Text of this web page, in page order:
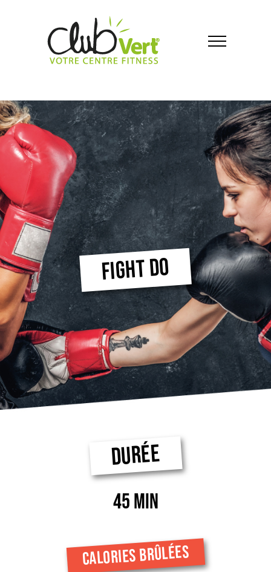
FIGHT DO
DURÉE
45 MIN
CALORIES BRÛLÉES